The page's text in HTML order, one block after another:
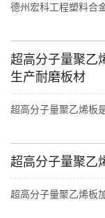
德州宏科工程塑料合
超高分子量聚乙
生产耐磨板材
超高分子量聚乙烯板
超高分子量聚乙
超高分子量聚乙烯板